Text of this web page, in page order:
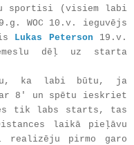
sportisi (visiem labi
WOC 10.v. ieguvējs
Lukas Peterson 19.v.
dēļ uz starta
ka labi būtu, ja
8' un spētu ieskriet
tik labs starts, tas
laikā pieļāvu
realizēju pirmo garo